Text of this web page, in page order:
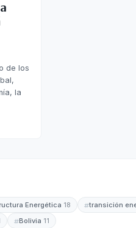
de los
la
Energética 18 transición
Bolivia 11